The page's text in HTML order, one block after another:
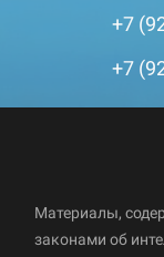
+7
+7
Материалы,
законами об